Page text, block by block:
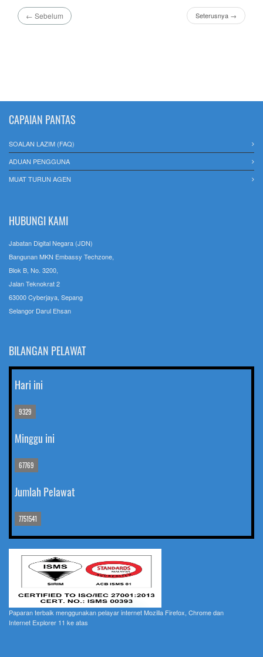
← Sebelum Seterusnya →
CAPAIAN PANTAS
SOALAN LAZIM (FAQ)
ADUAN PENGGUNA
MUAT TURUN AGEN
HUBUNGI KAMI
Jabatan Digital Negara (JDN)
Bangunan MKN Embassy Techzone,
Blok B, No. 3200,
Jalan Teknokrat 2
63000 Cyberjaya, Sepang
Selangor Darul Ehsan
BILANGAN PELAWAT
Hari ini
9329
Minggu ini
67769
Jumlah Pelawat
7751541
Paparan terbaik menggunakan pelayar internet Mozilla Firefox, Chrome dan
Internet Explorer 11 ke atas